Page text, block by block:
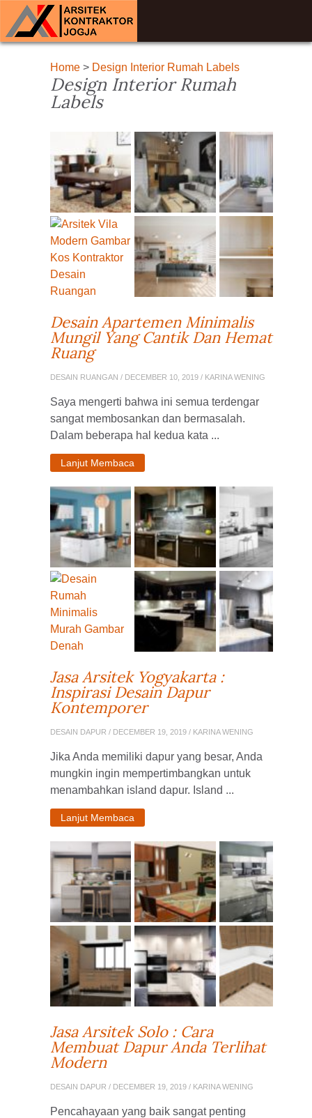
Home> Design Interior Rumah Labels
Design Interior Rumah
Labels
Desain Apartemen Minimalis
Mungil Yang Cantik Dan Hemat
Ruang
DESAIN RUANGAN / DECEMBER 10, 2019 / KARINA WENING
Saya mengerti bahwa ini semua terdengar
sangat membosankan dan bermasalah.
Dalam beberapa hal kedua kata ...
Lanjut Membaca
Jasa Arsitek Yogyakarta :
Inspirasi Desain Dapur
Kontemporer
DESAIN DAPUR / DECEMBER 19, 2019 / KARINA WENING
Jika Anda memiliki dapur yang besar, Anda
mungkin ingin mempertimbangkan untuk
menambahkan island dapur. Island ...
Lanjut Membaca
Jasa Arsitek Solo : Cara
Membuat Dapur Anda Terlihat
Modern
DESAIN DAPUR / DECEMBER 19, 2019 / KARINA WENING
Pencahayaan yang baik sangat penting